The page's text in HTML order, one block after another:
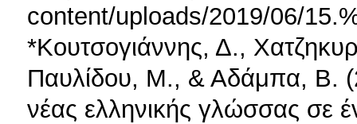
content/uploads/2019/06/
*Κουτσογιάννης, Δ.,
Παυλίδου, Μ., & Αδάμπα, Β.
νέας ελληνικής γλώσσας σε